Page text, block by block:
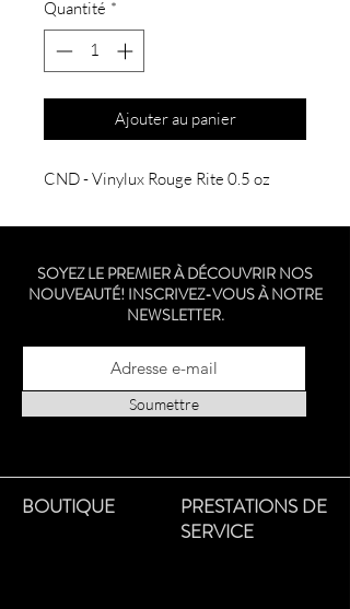
Quantité *
Ajouter au panier
CND - Vinylux Rouge Rite 0.5 oz
SOYEZ LE PREMIER À DÉCOUVRIR NOS
NOUVEAUTÉ! INSCRIVEZ-VOUS À NOTRE
NEWSLETTER.
Soumettre
BOUTIQUE
PRESTATIONS DE
SERVICE